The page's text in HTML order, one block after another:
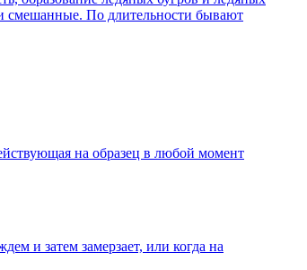
смешанные. По длительности бывают
на образец в любой момент
и затем замерзает, или когда на